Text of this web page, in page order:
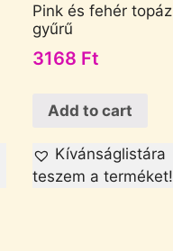
Pink és fehér topáz
gyűrű
3168 Ft
Add to cart
Kívánságlistára
teszem a terméket!